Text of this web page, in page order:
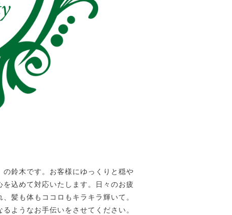
鈴木です。お客様にゆっくりと穏や
込めて対応いたします。日々のお疲
、髪も体もココロもキラキラ輝いて。
ようなお手伝いをさせてください。